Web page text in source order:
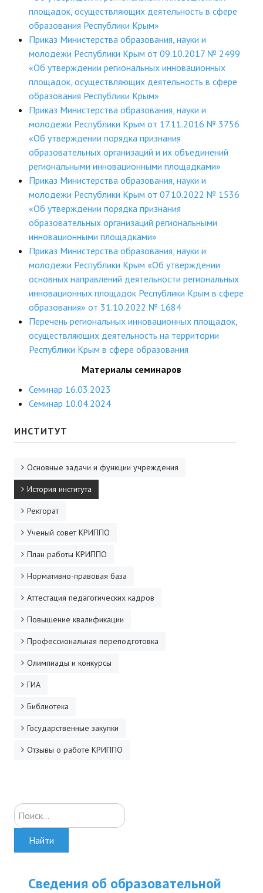
площадок, осуществляющих деятельность в сфере
образования Республики Крым»
Приказ Министерства образования, науки и
молодежи Республики Крым от 09.10.2017 № 2499
«Об утверждении региональных инновационных
площадок, осуществляющих деятельность в сфере
образования Республики Крым»
Приказ Министерства образования, науки и
молодежи Республики Крым от 17.11.2016 № 3756
«Об утверждении порядка признания
образовательных организаций и их объединений
региональными инновационными площадками»
Приказ Министерства образования, науки и
молодежи Республики Крым от 07.10.2022 № 1536
«Об утверждении порядка признания
образовательных организаций региональными
инновационными площадками»
Приказ Министерства образования, науки и
молодежи Республики Крым «Об утверждении
основных направлений деятельности региональных
инновационных площадок Республики Крым в сфере
образования» от 31.10.2022 № 1684
Перечень региональных инновационных площадок,
осуществляющих деятельность на территории
Республики Крым в сфере образования
Материалы семинаров
Семинар 16.03.2023
Семинар 10.04.2024
ИНСТИТУТ
Основные задачи и функции учреждения
История института
Ректорат
Ученый совет КРИППО
План работы КРИППО
Нормативно-правовая база
Аттестация педагогических кадров
Повышение квалификации
Профессиональная переподготовка
Олимпиады и конкурсы
ГИА
Библиотека
Государственные закупки
Отзывы о работе КРИППО
Искать...
Найти
Сведения об образовательной